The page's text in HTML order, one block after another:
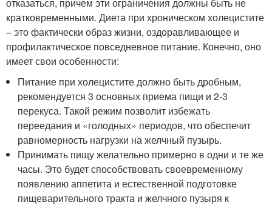
отказаться, причем эти ограничения должны быть не
кратковременными. Диета при хроническом холецистите
– это фактически образ жизни, оздоравливающее и
профилактическое повседневное питание. Конечно, оно
имеет свои особенности:
Питание при холецистите должно быть дробным,
рекомендуется 3 основных приема пищи и 2-3
перекуса. Такой режим позволит избежать
переедания и «голодных» периодов, что обеспечит
равномерность нагрузки на желчный пузырь.
Принимать пищу желательно примерно в одни и те же
часы. Это будет способствовать своевременному
появлению аппетита и естественной подготовке
пищеварительного тракта и желчного пузыря к